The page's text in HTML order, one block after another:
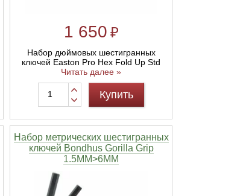
1 650 ₽
Набор дюймовых шестигранных
ключей Easton Pro Hex Fold Up Std
Читать далее »
Купить
Набор метрических шестигранных
ключей Bondhus Gorilla Grip
1.5MM>6MM